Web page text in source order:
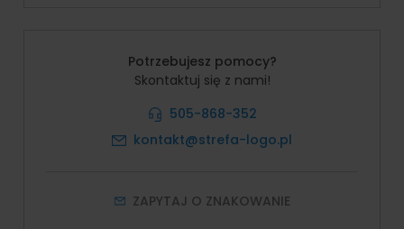
Potrzebujesz pomocy?
Skontaktuj się z nami!
505-868-352
kontakt@strefa-logo.pl
ZAPYTAJ O ZNAKOWANIE